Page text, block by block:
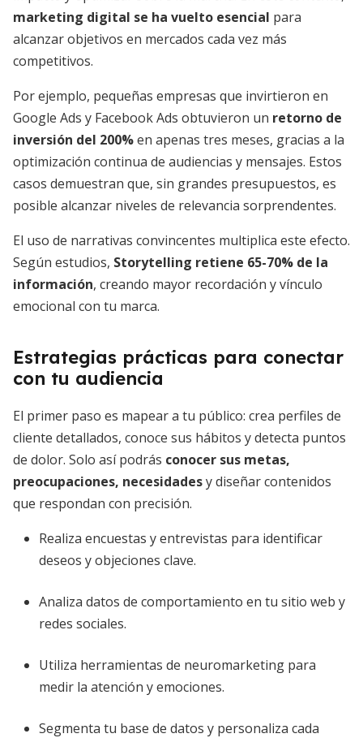
marketing digital se ha vuelto esencial para
alcanzar objetivos en mercados cada vez más
competitivos.
Por ejemplo, pequeñas empresas que invirtieron en
Google Ads y Facebook Ads obtuvieron un retorno de
inversión del 200%en apenas tres meses, gracias a la
optimización continua de audiencias y mensajes. Estos
casos demuestran que, sin grandes presupuestos, es
posible alcanzar niveles de relevancia sorprendentes.
El uso de narrativas convincentes multiplica este efecto.
Según estudios, Storytelling retiene 65-70% de la
información, creando mayor recordación y vínculo
emocional con tu marca.
Estrategias prácticas para conectar
con tu audiencia
El primer paso es mapear a tu público: crea perfiles de
cliente detallados, conoce sus hábitos y detecta puntos
de dolor. Solo así podrás conocer sus metas,
preocupaciones, necesidadesy diseñar contenidos
que respondan con precisión.
Realiza encuestas y entrevistas para identificar
deseos y objeciones clave.
Analiza datos de comportamiento en tu sitio web y
redes sociales.
Utiliza herramientas de neuromarketing para
medir la atención y emociones.
Segmenta tu base de datos y personaliza cada